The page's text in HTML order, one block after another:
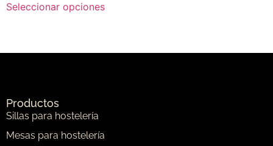
Seleccionar opciones
Productos
Sillas para hostelería
Mesas para hostelería